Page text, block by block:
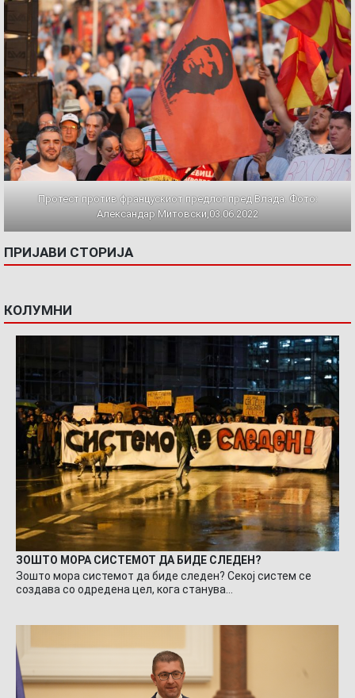
Протест против францускиот предлог пред Влада. Фото:
Александар Митовски,03.06.2022
ПРИЈАВИ СТОРИЈА
КОЛУМНИ
ЗОШТО МОРА СИСТЕМОТ ДА БИДЕ СЛЕДЕН?
Зошто мора системот да биде следен? Секој систем се
создава со одредена цел, кога станува…